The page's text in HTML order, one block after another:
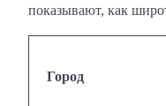
показывают, как
Город